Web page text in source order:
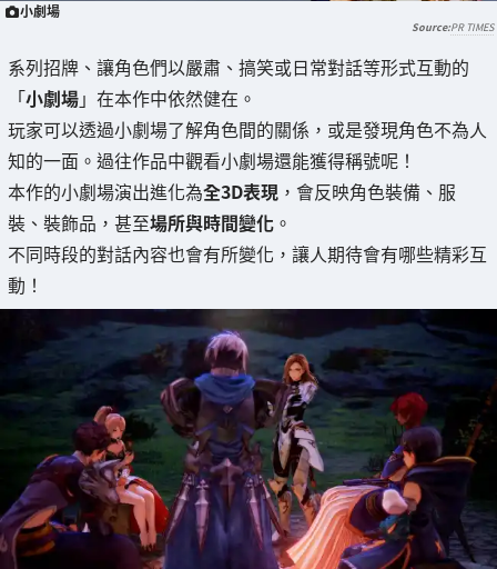
小劇場
PR TIMES
系列招牌、讓角色們以嚴肅、搞笑或日常對話等形式互動的
「小劇場」在本作中依然健在。
玩家可以透過小劇場了解角色間的關係，或是發現角色不為人
知的一面。過往作品中觀看小劇場還能獲得稱號呢！
本作的小劇場演出進化為全3D表現 ，會反映角色裝備、服
裝、裝飾品，甚至場所與時間變化 。
不同時段的對話內容也會有所變化，讓人期待會有哪些精彩互
動！